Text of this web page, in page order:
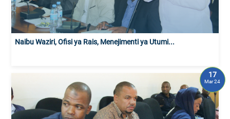
Naibu Waziri, Ofisi ya Rais, Menejimenti ya Utumi...
17
Mar 24